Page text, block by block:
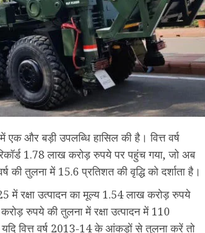
में एक और बड़ी उपलब्धि हासिल की है। वित्त वर्ष
1.78 लाख करोड़ रुपये पर पहुंच गया, जो अब
की तुलना में 15.6 प्रतिशत की वृद्धि को दर्शाता है।
में रक्षा उत्पादन का मूल्य 1.54 लाख करोड़ रुपये
रुपये की तुलना में रक्षा उत्पादन में 110
वित्त वर्ष 2013-14 के आंकड़ों से तुलना करें तो